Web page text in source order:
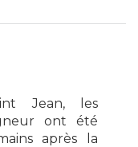
Jean, les
ont été
après la